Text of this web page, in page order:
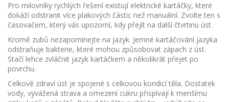
Pro milovníky rychlých řešení existují elektrické kartáčky, které
dokáží odstranit více plakových částic než manuální. Zvolte ten s
časovačem, který vás upozorní, kdy přejít na další čtvrtinu úst.
Kromě zubů nezapomínejte na jazyk. Jemné kartáčování jazyka
odstraňuje bakterie, které mohou způsobovat zápach z úst.
Stačí lehce zvláčnit jazyk kartáčkem a několikrát přejet po
povrchu.
Celkově zdraví úst je spojené s celkovou kondicí těla. Dostatek
vody, vyvážená strava a omezení cukru přispívají k menšímu